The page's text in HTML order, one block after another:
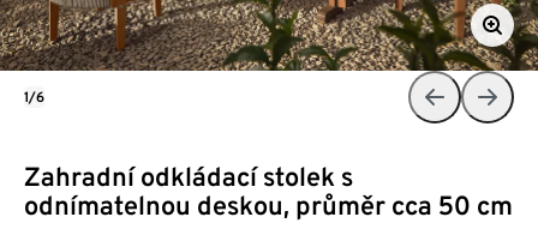
Zahradní odkládací stolek s
odnímatelnou deskou, průměr cca 50 cm
1/6